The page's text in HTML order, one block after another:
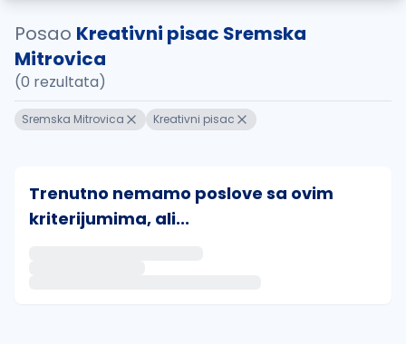
Posao Kreativni pisac Sremska
Mitrovica
(0 rezultata)
Sremska Mitrovica Kreativni pisac
Trenutno nemamo poslove sa ovim
kriterijumima, ali...